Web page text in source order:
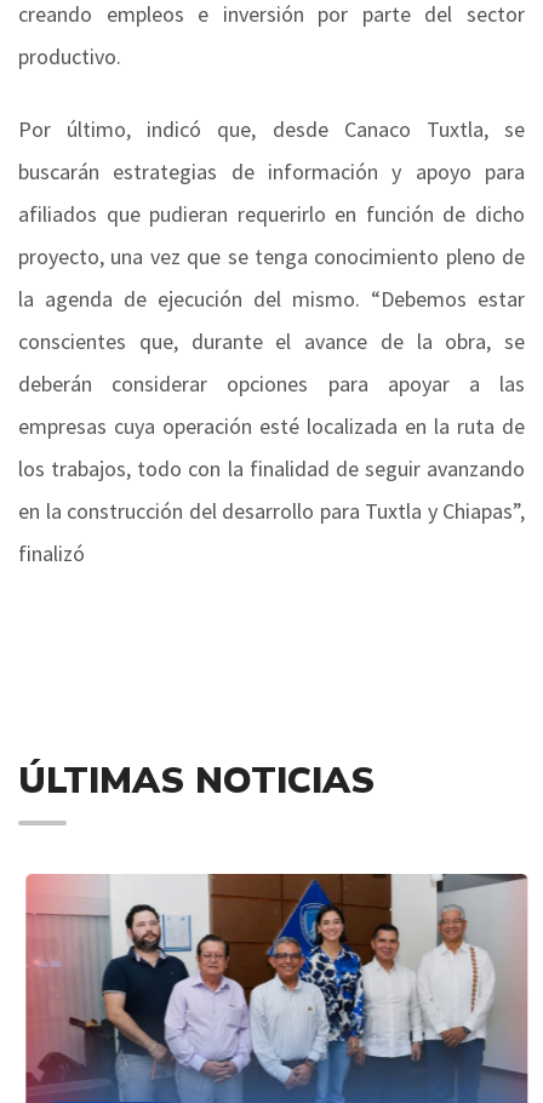
creando empleos e inversión por parte del sector
productivo.
Por último, indicó que, desde Canaco Tuxtla, se
buscarán estrategias de información y apoyo para
afiliados que pudieran requerirlo en función de dicho
proyecto, una vez que se tenga conocimiento pleno de
la agenda de ejecución del mismo. “Debemos estar
conscientes que, durante el avance de la obra, se
deberán considerar opciones para apoyar a las
empresas cuya operación esté localizada en la ruta de
los trabajos, todo con la finalidad de seguir avanzando
en la construcción del desarrollo para Tuxtla y Chiapas”,
finalizó
ÚLTIMAS NOTICIAS